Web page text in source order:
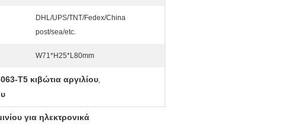
DHL/UPS/TNT/Fedex/China
post/sea/etc.
W71*H25*L80mm
T5 κιβώτια αργιλίου,
για ηλεκτρονικά